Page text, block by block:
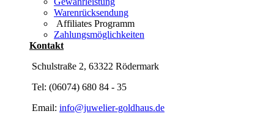
Warenrücksendung
Affiliates Programm
Zahlungsmöglichkeiten
Kontakt
Schulstraße 2, 63322 Rödermark
Tel: (06074) 680 84 - 35
Email: info@juwelier-goldhaus.de